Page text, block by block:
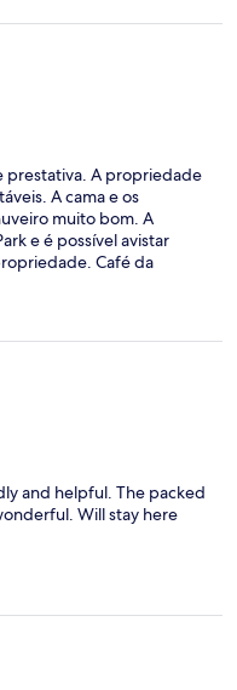
prestativa. A propriedade
A cama e os
muito bom. A
e é possível avistar
Café da
muitas opções de
Super recomendo.
and helpful. The packed
Will stay here